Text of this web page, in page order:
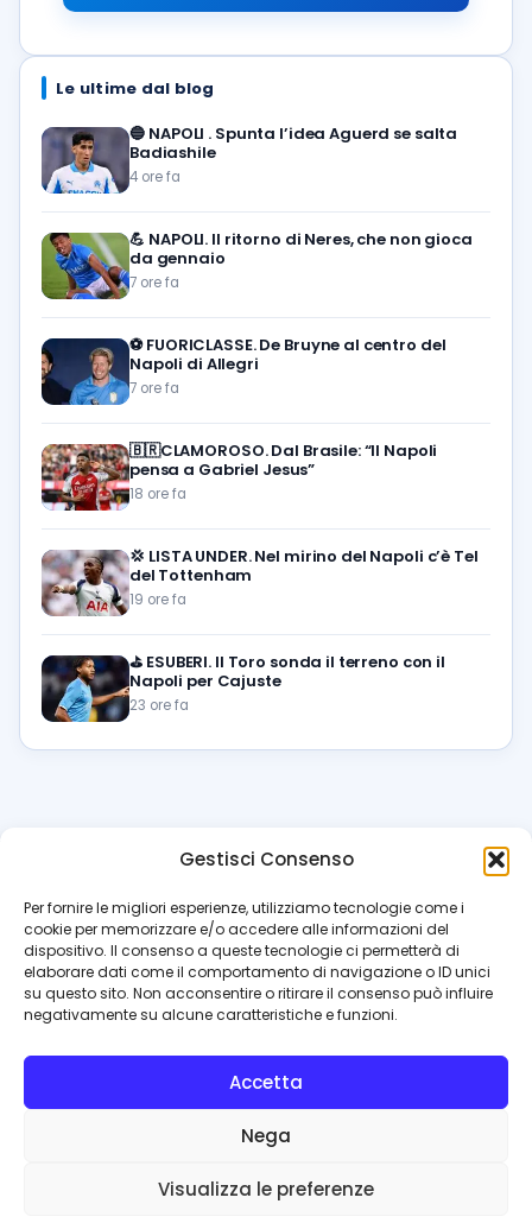
Gestisci Consenso
Per fornire le migliori esperienze, utilizziamo tecnologie come i
cookie per memorizzare e/o accedere alle informazioni del
dispositivo. Il consenso a queste tecnologie ci permetterà di
elaborare dati come il comportamento di navigazione o ID unici
su questo sito. Non acconsentire o ritirare il consenso può influire
negativamente su alcune caratteristiche e funzioni.
Accetta
Nega
Visualizza le preferenze
Le ultime dal blog
🔵 NAPOLI . Spunta l’idea Aguerd se salta
Badiashile
4 ore fa
💪 NAPOLI. Il ritorno di Neres, che non gioca
da gennaio
7 ore fa
⚽️ FUORICLASSE. De Bruyne al centro del
Napoli di Allegri
7 ore fa
🇧🇷CLAMOROSO. Dal Brasile: “Il Napoli
pensa a Gabriel Jesus”
18 ore fa
💢 LISTA UNDER. Nel mirino del Napoli c’è Tel
del Tottenham
19 ore fa
⛳ ESUBERI. Il Toro sonda il terreno con il
Napoli per Cajuste
23 ore fa
azzurrissimo.it
Il blog di riferimento per i tifosi del Napoli. News, interviste,
pagelle e calciomercato. Testata giornalistica registrata
al Tribunale di Napoli (n. 48 dell’08/10/2012). Direttore Luca
Perillo
INFO
Contattaci